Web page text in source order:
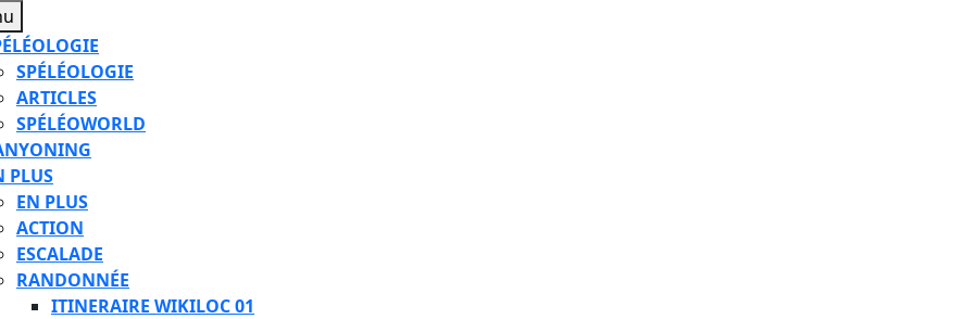
SPÉLÉOLOGIE
ARTICLES
SPÉLÉOWORLD
PLUS
EN PLUS
ACTION
ESCALADE
RANDONNÉE
ITINERAIRE WIKILOC 01